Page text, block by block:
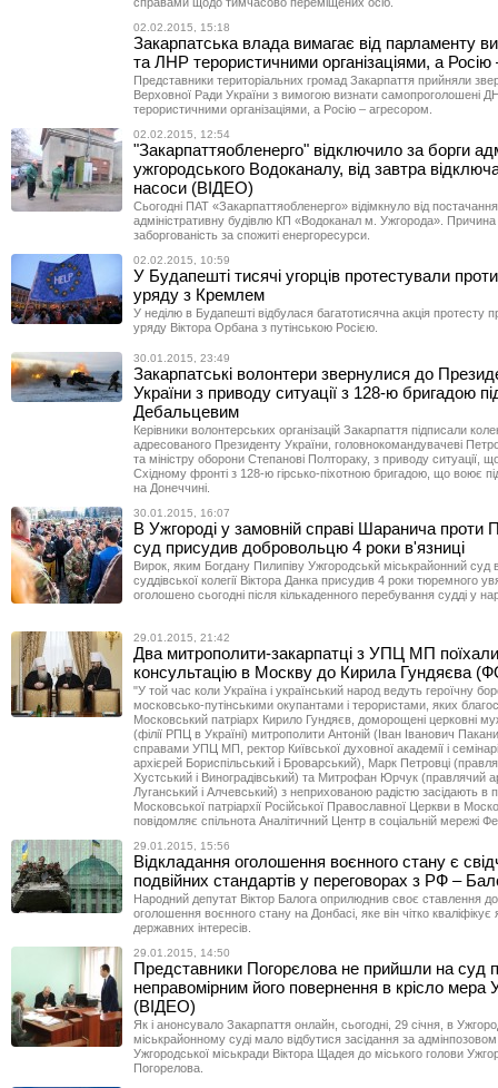
02.02.2015, 15:18
Закарпатська влада вимагає від парламенту
та ЛНР терористичними організаціями, а Росію
Представники територіальних громад Закарпаття прийняли
Верховної Ради України з вимогою визнати самопроголошені
терористичними організаціями, а Росію – агресором.
02.02.2015, 12:54
"Закарпаттяобленерго" відключило за борги
ужгородського Водоканалу, від завтра
насоси (ВІДЕО)
Сьогодні ПАТ «Закарпаттяобленерго» відімкнуло від постачання
адміністративну будівлю КП «Водоканал м. Ужгорода».
заборгованість за спожиті енергоресурси.
02.02.2015, 10:59
У Будапешті тисячі угорців протестували
уряду з Кремлем
У неділю в Будапешті відбулася багатотисячна акція протесту
уряду Віктора Орбана з путінською Росією.
30.01.2015, 23:49
Закарпатські волонтери звернулися до
України з приводу ситуації з 128-ю бригадою
Дебальцевим
Керівники волонтерських організацій Закарпаття підписали
адресованого Президенту України, головнокомандувачеві
та міністру оборони Степанові Полтораку, з приводу ситуації,
Східному фронті з 128-ю гірсько-піхотною бригадою, що воює
на Донеччині.
30.01.2015, 16:07
В Ужгороді у замовній справі Шаранича проти
суд присудив добровольцю 4 роки в'язниці
Вирок, яким Богдану Пилипіву Ужгородськй міськрайонний суд
суддівської колегії Віктора Данка присудив 4 роки тюремного
оголошено сьогодні після кількаденного перебування судді у
29.01.2015, 21:42
Два митрополити-закарпатці з УПЦ МП
консультацію в Москву до Кирила Гундяєва
"У той час коли Україна і український народ ведуть героїчну
московсько-путінськими окупантами і терористами, яких
Московський патріарх Кирило Гундяєв, доморощені церковні
(філії РПЦ в Україні) митрополити Антоній (Іван Іванович
справами УПЦ МП, ректор Київської духовної академії і
архієрей Бориспільський і Броварський), Марк Петровці
Хустський і Виноградівський) та Митрофан Юрчук (правлячий
Луганський і Алчевський) з неприхованою радістю засідають в
Московської патріархії Російської Православної Церкви в
повідомляє спільнота Аналітичний Центр в соціальній мережі
29.01.2015, 15:56
Відкладання оголошення воєнного стану є
подвійних стандартів у переговорах з РФ –
Народний депутат Віктор Балога оприлюднив своє ставлення до
оголошення воєнного стану на Донбасі, яке він чітко кваліфікує
державних інтересів.
29.01.2015, 14:50
Представники Погорєлова не прийшли на суд
неправомірним його повернення в крісло мера
(ВІДЕО)
Як і анонсувало Закарпаття онлайн, сьогодні, 29 січня, в
міськрайонному суді мало відбутися засідання за
Ужгородської міськради Віктора Щадея до міського голови
Погорелова.